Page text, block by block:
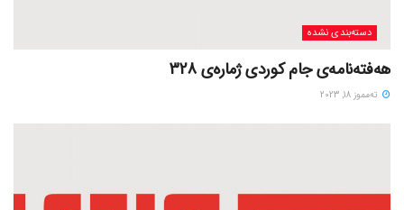
دسته‌بندی نشده
هەفتەنامەی جام کوردی ژمارەی 328
ته‌مموز 18, 2023